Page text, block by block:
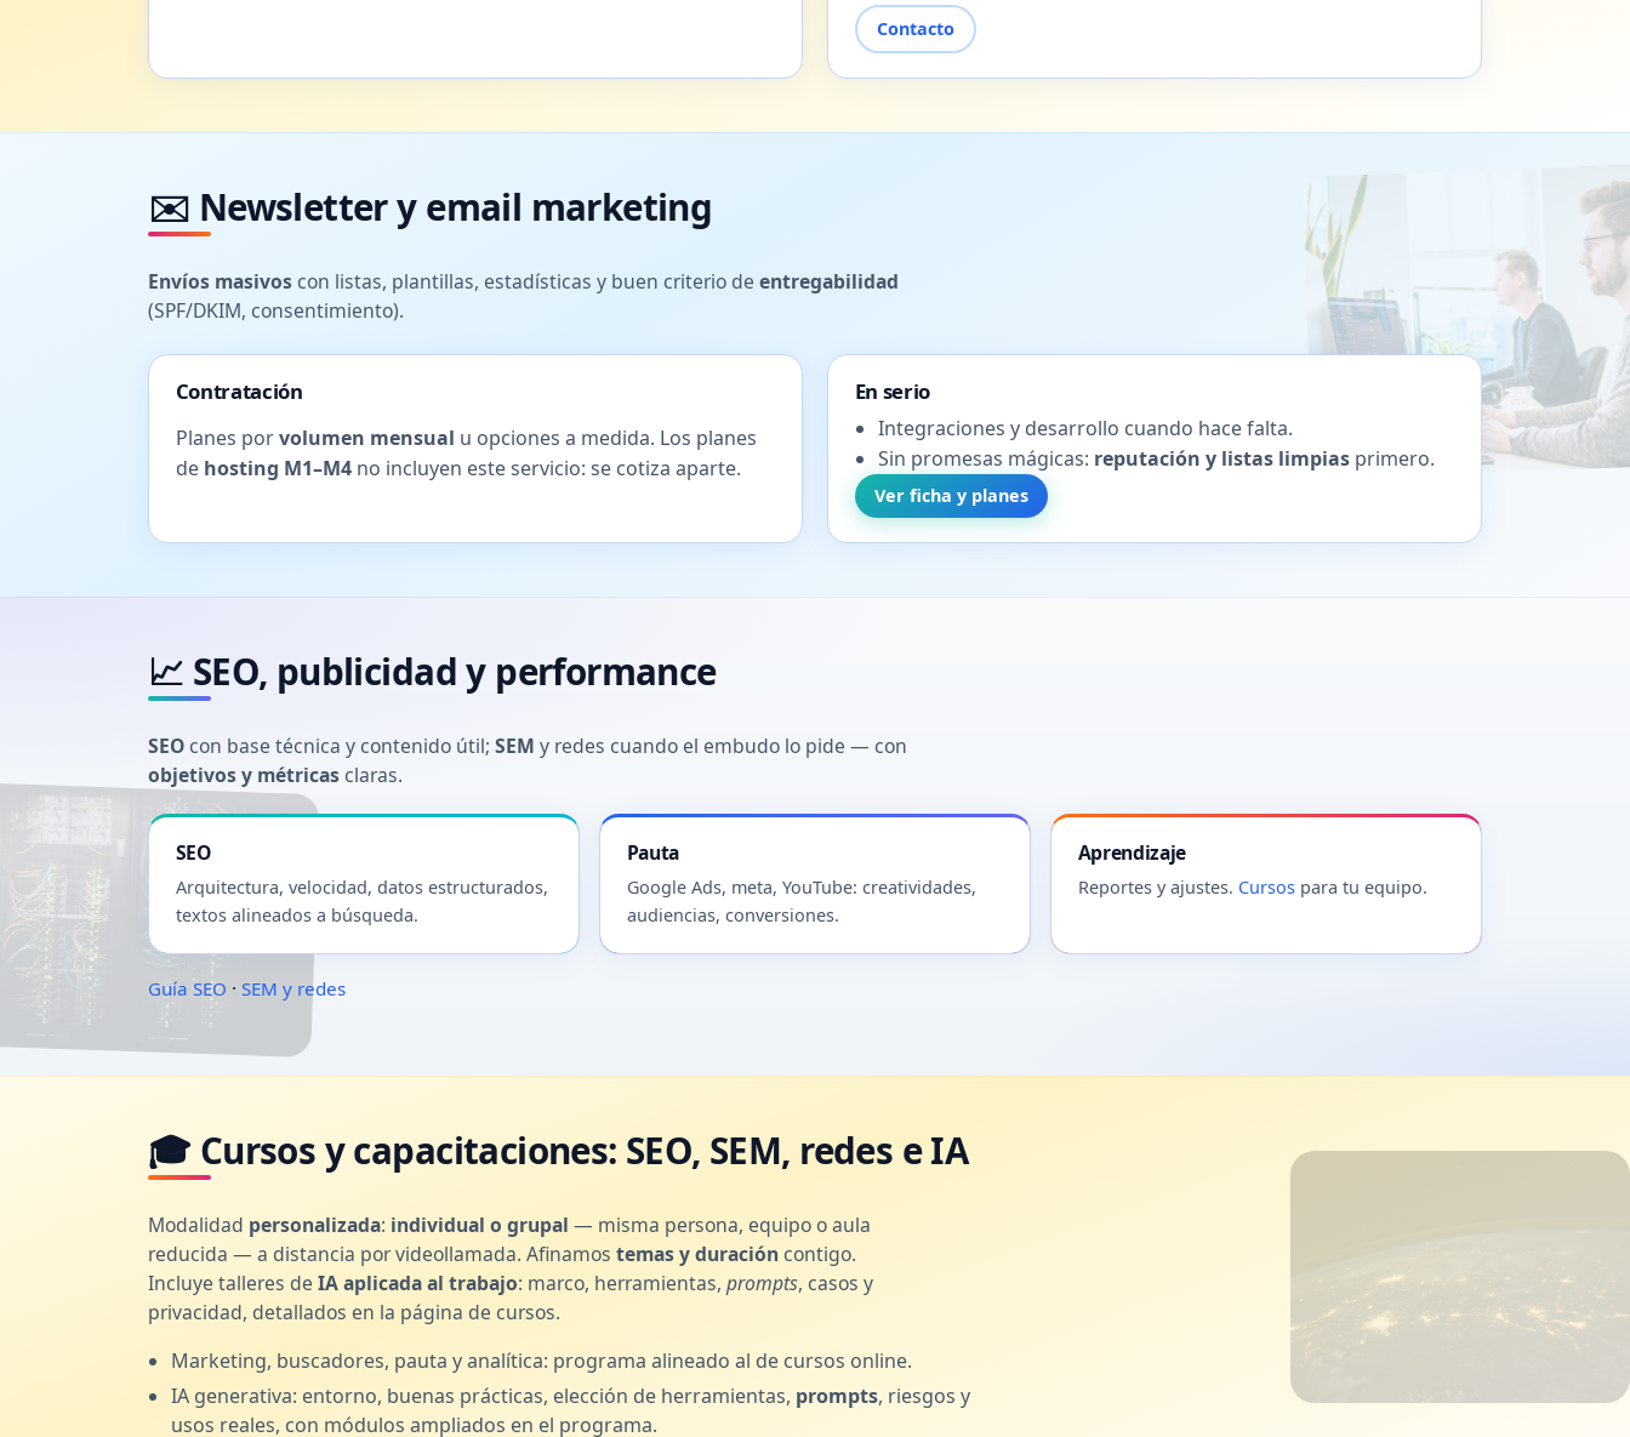
Contacto
✉️ Newsletter y email marketing
Envíos masivos con listas, plantillas, estadísticas y buen criterio de entregabilidad
(SPF/DKIM, consentimiento).
Contratación
Planes porvolumen mensual u opciones a medida. Los planes
de hosting M1–M4no incluyen este servicio: se cotiza aparte.
En serio
Integraciones y desarrollo cuando hace falta.
Sin promesas mágicas: reputación y listas limpiasprimero.
Ver ficha y planes
📈 SEO, publicidad y performance
SEO con base técnica y contenido útil; SEM y redes cuando el embudo lo pide — con
objetivos y métricas claras.
SEO
Arquitectura, velocidad, datos estructurados,
textos alineados a búsqueda.
Pauta
Google Ads, meta, YouTube: creatividades,
audiencias, conversiones.
Aprendizaje
Reportes y ajustes. Cursospara tu equipo.
Guía SEO · SEM y redes
🎓 Cursos y capacitaciones: SEO, SEM, redes e IA
Modalidad personalizada: individual o grupal — misma persona, equipo o aula
reducida — a distancia por videollamada. Afinamos temas y duración contigo.
Incluye talleres de IA aplicada al trabajo: marco, herramientas, prompts, casos y
privacidad, detallados en la página de cursos.
Marketing, buscadores, pauta y analítica: programa alineado al de cursos online.
IA generativa: entorno, buenas prácticas, elección de herramientas, prompts, riesgos y
usos reales, con módulos ampliados en el programa.